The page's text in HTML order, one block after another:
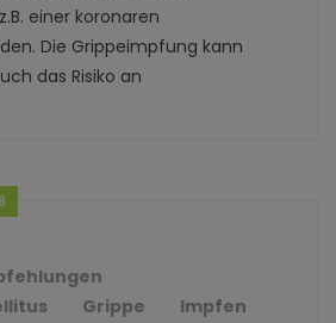
einer koronaren
Die Grippeimpfung kann
das Risiko an
Grippe
Impfen